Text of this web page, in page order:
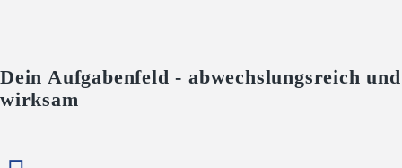
Dein Aufgabenfeld - abwechslungsreich und
wirksam